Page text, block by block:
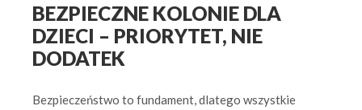
BEZPIECZNE KOLONIE DLA
DZIECI – PRIORYTET, NIE
DODATEK
Bezpieczeństwo to fundament, dlatego wszystkie